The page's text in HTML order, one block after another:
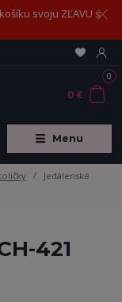
svoju ZĽAVU s
Menu
0
0 €
Jedálenské
421